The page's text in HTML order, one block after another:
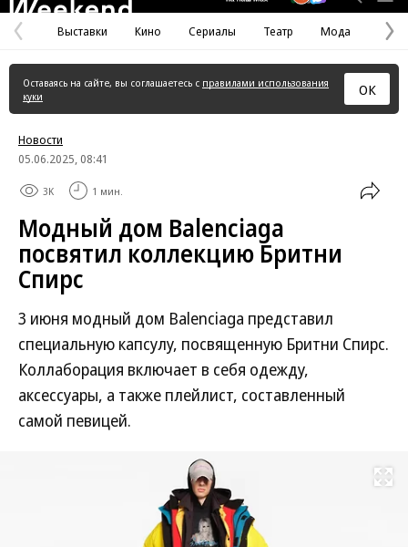
Предыдущая
страница
Выставки Кино Сериалы Театр Мода
Оставаясь на сайте, вы соглашаетесь с правилами использования
куки
ОК
Новости
05.06.2025, 08:41
3K 1 мин.
Модный дом Balenciaga
посвятил коллекцию Бритни
Спирс
3 июня модный дом Balenciaga представил
специальную капсулу, посвященную Бритни Спирс.
Коллаборация включает в себя одежду,
аксессуары, а также плейлист, составленный
самой певицей.
Развернуть